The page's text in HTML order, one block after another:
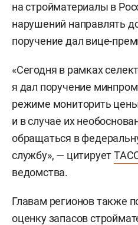
на стройматериалы в
нарушений направлять
поручение дал вице-
«Сегодня в рамках
я дал поручение
режиме мониторить
и в случае их
обращаться в
службу», — цитирует
ведомства.
Главам регионов также
оценку запасов